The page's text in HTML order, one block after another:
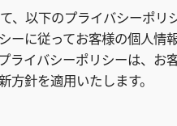
、以下のプライバシーポリ
ーに従ってお客様の個人情
ライバシーポリシーは、お
針を適用いたします。